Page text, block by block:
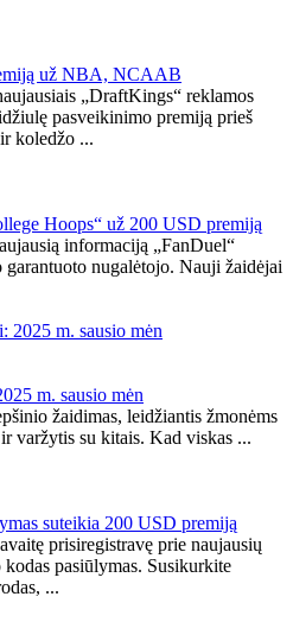
už NBA, NCAAB
„DraftKings“ reklamos
pasveikinimo premiją prieš
koledžo ...
Hoops“ už 200 USD premiją
informaciją „FanDuel“
nugalėtojo. Nauji žaidėjai
m. sausio mėn
žaidimas, leidžiantis žmonėms
varžytis su kitais. Kad viskas ...
suteikia 200 USD premiją
prisiregistravę prie naujausių
pasiūlymas. Susikurkite
...